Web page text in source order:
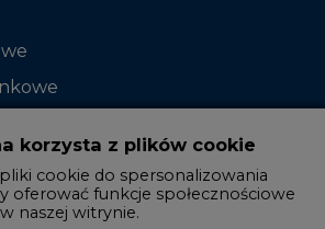
na rynku
korzysta z plików cookie
cookie do spersonalizowania
oferować funkcje społecznościowe
naszej witrynie.